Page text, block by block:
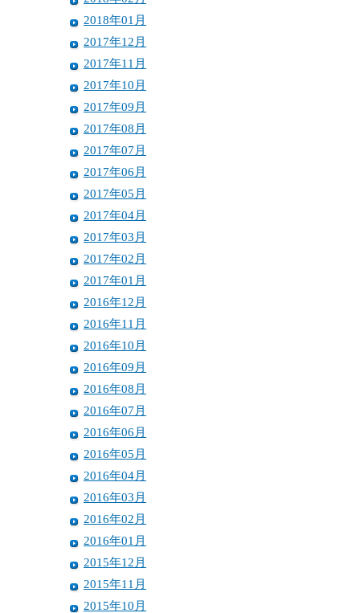
2018年01月
2017年12月
2017年11月
2017年10月
2017年09月
2017年08月
2017年07月
2017年06月
2017年05月
2017年04月
2017年03月
2017年02月
2017年01月
2016年12月
2016年11月
2016年10月
2016年09月
2016年08月
2016年07月
2016年06月
2016年05月
2016年04月
2016年03月
2016年02月
2016年01月
2015年12月
2015年11月
2015年10月